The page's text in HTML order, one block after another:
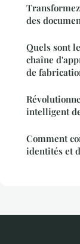
des
Quels sont
chaîne
de
intelligent
Comment
identités et